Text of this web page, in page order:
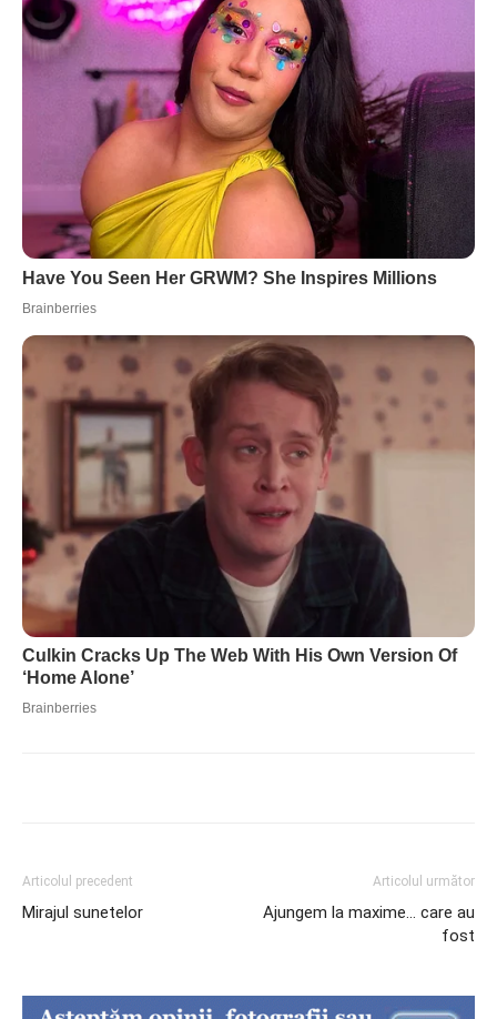
Articolul precedent
Mirajul sunetelor
Articolul următor
Ajungem la maxime… care au
fost